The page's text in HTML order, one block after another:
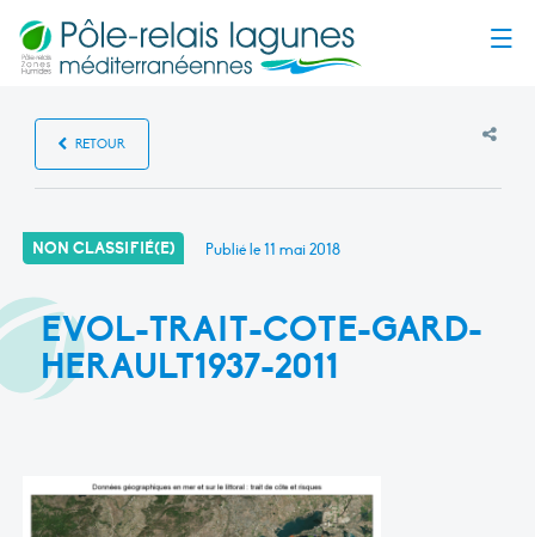
RETOUR
NON CLASSIFIÉ(E) Publié le11 mai 2018
EVOL-TRAIT-COTE-GARD-
HERAULT1937-2011